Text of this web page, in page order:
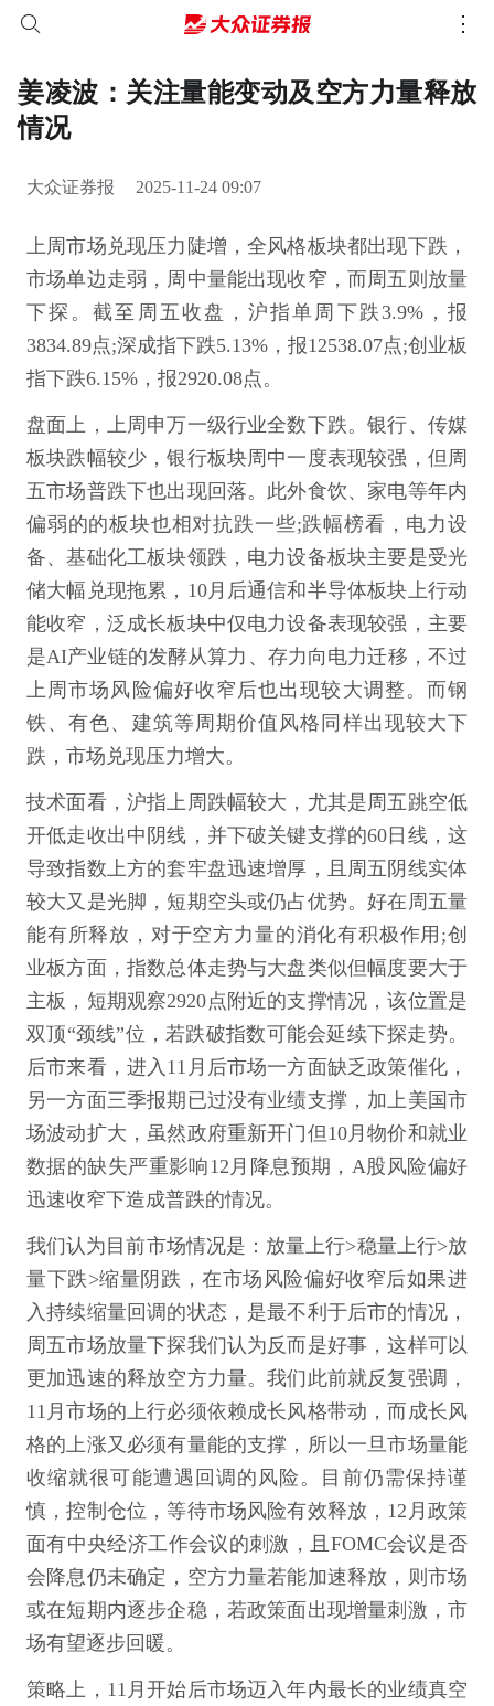
姜凌波：关注量能变动及空方力量释放
情况
大众证券报 2025-11-24 09:07
上周市场兑现压力陡增，全风格板块都出现下跌，
市场单边走弱，周中量能出现收窄，而周五则放量
下探。截至周五收盘，沪指单周下跌3.9%，报
3834.89点;深成指下跌5.13%，报12538.07点;创业板
指下跌6.15%，报2920.08点。
盘面上，上周申万一级行业全数下跌。银行、传媒
板块跌幅较少，银行板块周中一度表现较强，但周
五市场普跌下也出现回落。此外食饮、家电等年内
偏弱的的板块也相对抗跌一些;跌幅榜看，电力设
备、基础化工板块领跌，电力设备板块主要是受光
储大幅兑现拖累，10月后通信和半导体板块上行动
能收窄，泛成长板块中仅电力设备表现较强，主要
是AI产业链的发酵从算力、存力向电力迁移，不过
上周市场风险偏好收窄后也出现较大调整。而钢
铁、有色、建筑等周期价值风格同样出现较大下
跌，市场兑现压力增大。
技术面看，沪指上周跌幅较大，尤其是周五跳空低
开低走收出中阴线，并下破关键支撑的60日线，这
导致指数上方的套牢盘迅速增厚，且周五阴线实体
较大又是光脚，短期空头或仍占优势。好在周五量
能有所释放，对于空方力量的消化有积极作用;创
业板方面，指数总体走势与大盘类似但幅度要大于
主板，短期观察2920点附近的支撑情况，该位置是
双顶“颈线”位，若跌破指数可能会延续下探走势。
后市来看，进入11月后市场一方面缺乏政策催化，
另一方面三季报期已过没有业绩支撑，加上美国市
场波动扩大，虽然政府重新开门但10月物价和就业
数据的缺失严重影响12月降息预期，A股风险偏好
迅速收窄下造成普跌的情况。
我们认为目前市场情况是：放量上行>稳量上行>放
量下跌>缩量阴跌，在市场风险偏好收窄后如果进
入持续缩量回调的状态，是最不利于后市的情况，
周五市场放量下探我们认为反而是好事，这样可以
更加迅速的释放空方力量。我们此前就反复强调，
11月市场的上行必须依赖成长风格带动，而成长风
格的上涨又必须有量能的支撑，所以一旦市场量能
收缩就很可能遭遇回调的风险。目前仍需保持谨
慎，控制仓位，等待市场风险有效释放，12月政策
面有中央经济工作会议的刺激，且FOMC会议是否
会降息仍未确定，空方力量若能加速释放，则市场
或在短期内逐步企稳，若政策面出现增量刺激，市
场有望逐步回暖。
策略上，11月开始后市场迈入年内最长的业绩真空